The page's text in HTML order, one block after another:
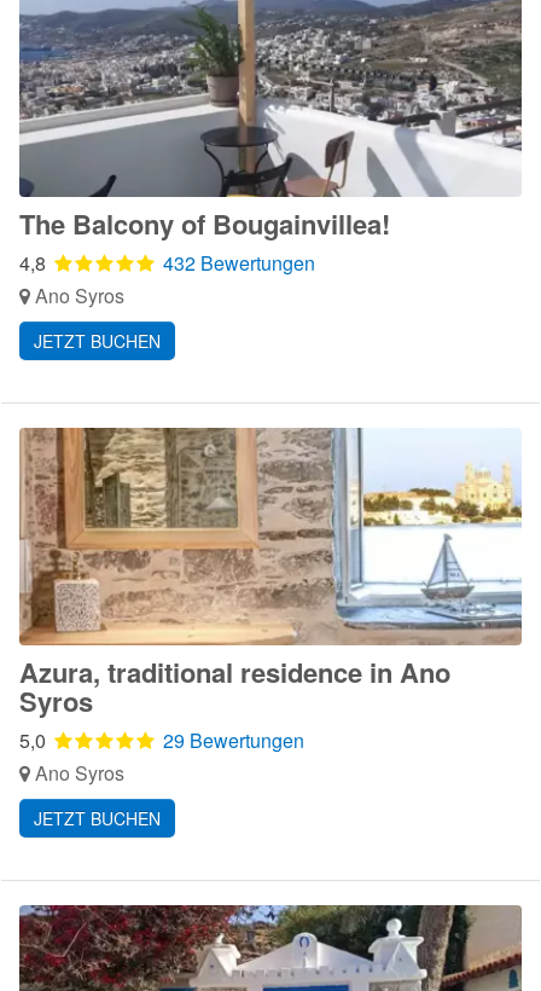
The Balcony of Bougainvillea!
4,8
432 Bewertungen
Ano Syros
JETZT BUCHEN
Azura, traditional residence in Ano
Syros
5,0
29 Bewertungen
Ano Syros
JETZT BUCHEN